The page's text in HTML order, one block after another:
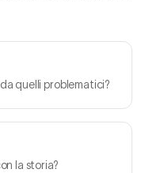
quelli problematici?
la storia?